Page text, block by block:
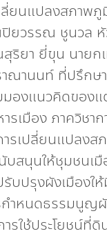
ลี่ยนแปลงสภาพ
ยวรรณ ชูนวล
สุริยา ยี่ขุน นาย
านนท์ ที่ปรึกษ
องแนวคิดของแ
เมือง ภาควิชา
รเปลี่ยนแปลงส
บสนุนให้ชุมชนเ
บปรุงผังเมืองใ
หนดธรรมนูญผั
รใช้ประโยชน์ที่ดิ